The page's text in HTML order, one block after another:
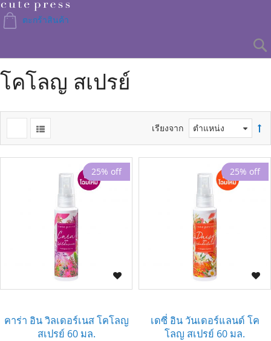
Skip
to
Content
ตะกร้าสินค้า
โคโลญ สเปรย์
เรียงจาก
25% off
คาร่า อิน วิลเดอร์เนส โคโลญ
สเปรย์ 60 มล.
25% off
เดซี่ อิน วันเดอร์แลนด์ โค
โลญ สเปรย์ 60 มล.